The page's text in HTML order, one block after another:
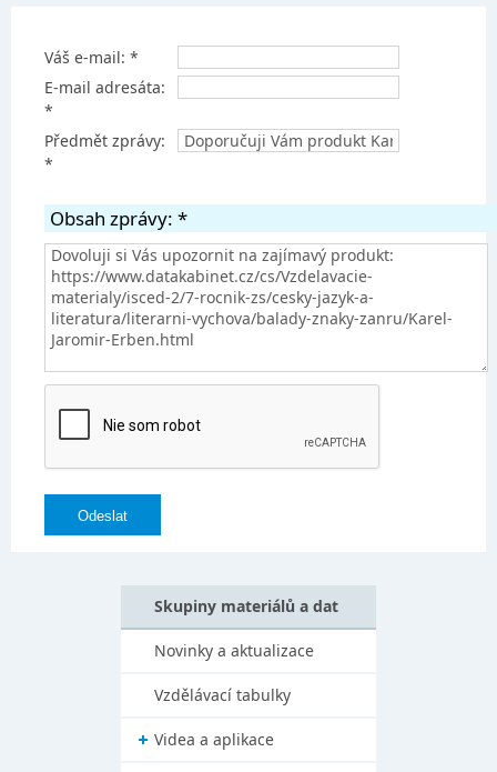
Váš e-mail: *
E-mail adresáta:
*
Předmět zprávy:
*
Obsah zprávy: *
Skupiny materiálů a dat
Novinky a aktualizace
Vzdělávací tabulky
Videa a aplikace